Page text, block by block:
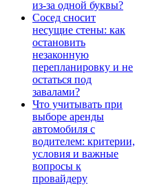
из-за одной буквы?
Сосед сносит
несущие стены: как
остановить
незаконную
перепланировку и не
остаться под
завалами?
Что учитывать при
выборе аренды
автомобиля с
водителем: критерии,
условия и важные
вопросы к
провайдеру